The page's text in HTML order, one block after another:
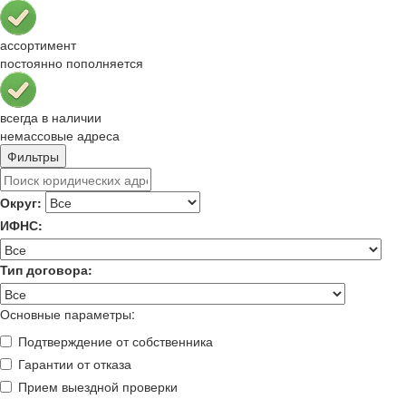
ассортимент
постоянно пополняется
всегда в наличии
немассовые адреса
Фильтры
Округ:
ИФНС:
Тип договора:
Основные параметры:
Подтверждение от собственника
Гарантии от отказа
Прием выездной проверки